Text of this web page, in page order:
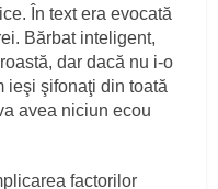
În text era evocată
Bărbat inteligent,
dar dacă nu i-o
ieşi şifonaţi din toată
avea niciun ecou
factorilor